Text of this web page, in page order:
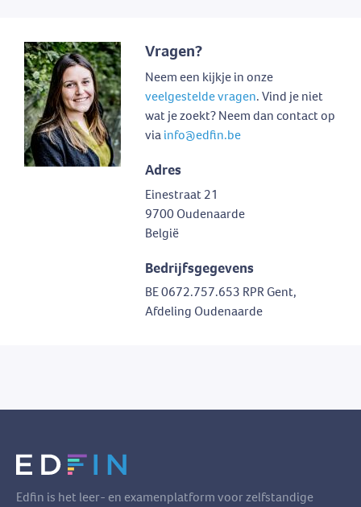
Vragen?
Neem een kijkje in onze
veelgestelde vragen. Vind je niet
wat je zoekt? Neem dan contact op
viainfo@edfin.be
Adres
Einestraat 21
9700 Oudenaarde
België
Bedrijfsgegevens
BE 0672.757.653 RPR Gent,
Afdeling Oudenaarde
Edfin is het leer- en examenplatform voor zelfstandige